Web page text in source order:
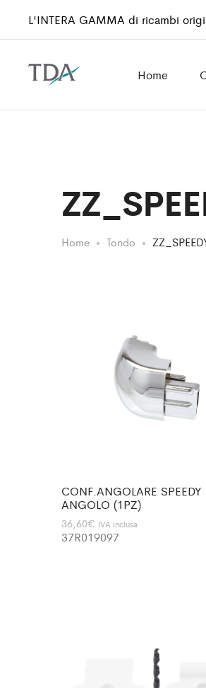
L'INTERA GAMMA di ricambi
Home
Home Tondo
CONF.ANGOLARE SPEEDY
ANGOLO (1PZ)
36,60€ IVA inclusa
37R019097